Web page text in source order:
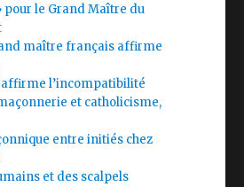
le Grand Maître du
maître français affirme
l’incompatibilité
et catholicisme,
entre initiés chez
et des scalpels